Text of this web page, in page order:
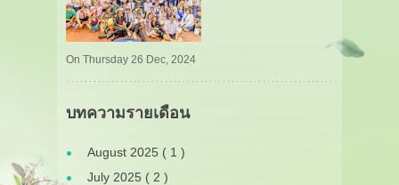
On Thursday 26 Dec, 2024
บทความรายเดือน
August 2025 ( 1 )
July 2025 ( 2 )